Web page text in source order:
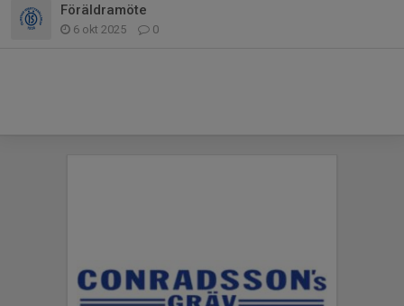
Föräldramöte
6 okt 2025 0